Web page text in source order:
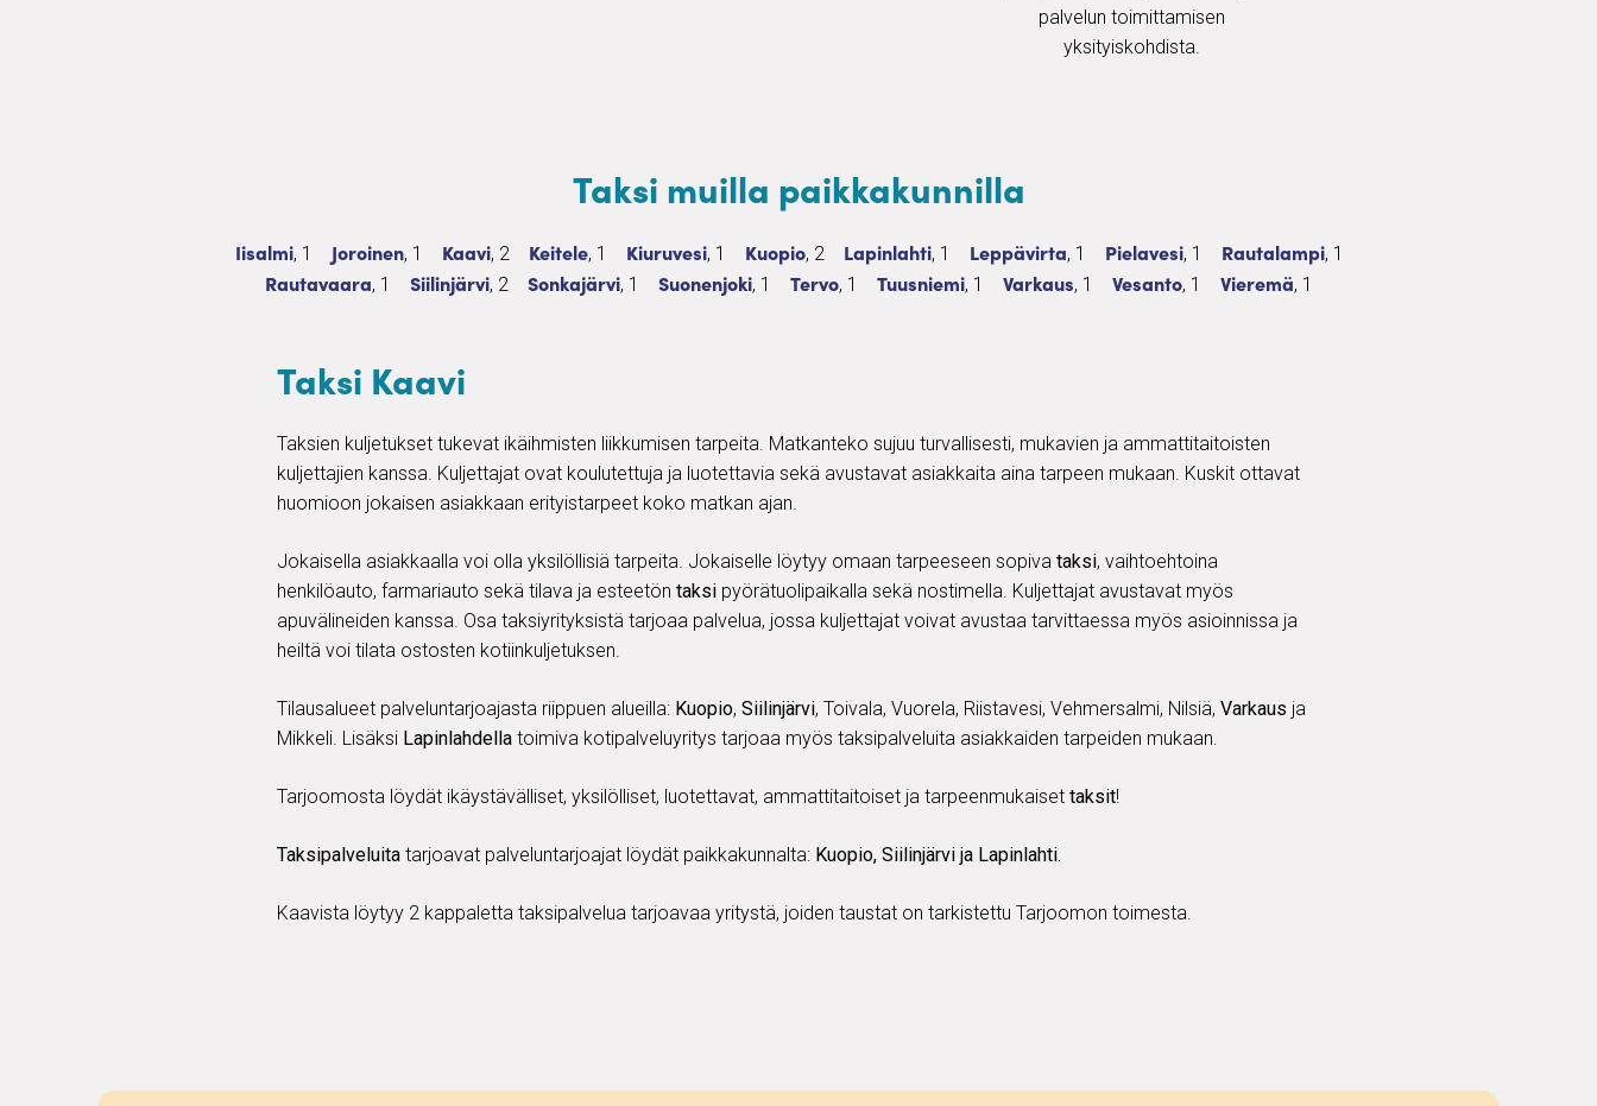
palvelun toimittamisen
yksityiskohdista.
Taksi muilla paikkakunnilla
Taksi
Iisalmi1 palvelua
, 1 Taksi
Joroinen1 palvelua
, 1 Taksi
Kaavi2 palvelua
, 2 Taksi
Keitele1 palvelua
, 1 Taksi
Kiuruvesi1 palvelua
, 1 Taksi
Kuopio2 palvelua
, 2 Taksi
Lapinlahti1 palvelua
, 1 Taksi
Leppävirta1 palvelua
, 1 Taksi
Pielavesi1 palvelua
, 1 Taksi
Rautalampi1 palvelua
, 1
Taksi
Rautavaara 1 palvelua
, 1 Taksi
Siilinjärvi2 palvelua
, 2 Taksi
Sonkajärvi1 palvelua
, 1 Taksi
Suonenjoki1 palvelua
, 1 Taksi
Tervo1 palvelua
, 1 Taksi
Tuusniemi1 palvelua
, 1 Taksi
Varkaus 1 palvelua
, 1 Taksi
Vesanto1 palvelua
, 1 Taksi
Vieremä 1 palvelua
, 1
Taksi Kaavi
Taksien kuljetukset tukevat ikäihmisten liikkumisen tarpeita. Matkanteko sujuu turvallisesti, mukavien ja ammattitaitoisten
kuljettajien kanssa. Kuljettajat ovat koulutettuja ja luotettavia sekä avustavat asiakkaita aina tarpeen mukaan. Kuskit ottavat
huomioon jokaisen asiakkaan erityistarpeet koko matkan ajan.
Jokaisella asiakkaalla voi olla yksilöllisiä tarpeita. Jokaiselle löytyy omaan tarpeeseen sopiva taksi, vaihtoehtoina
henkilöauto, farmariauto sekä tilava ja esteetön taksipyörätuolipaikalla sekä nostimella. Kuljettajat avustavat myös
apuvälineiden kanssa. Osa taksiyrityksistä tarjoaa palvelua, jossa kuljettajat voivat avustaa tarvittaessa myös asioinnissa ja
heiltä voi tilata ostosten kotiinkuljetuksen.
Tilausalueet palveluntarjoajasta riippuen alueilla: Kuopio, Siilinjärvi, Toivala, Vuorela, Riistavesi, Vehmersalmi, Nilsiä, Varkaus ja
Mikkeli. Lisäksi Lapinlahdellatoimiva kotipalveluyritys tarjoaa myös taksipalveluita asiakkaiden tarpeiden mukaan.
Tarjoomosta löydät ikäystävälliset, yksilölliset, luotettavat, ammattitaitoiset ja tarpeenmukaiset taksit!
Taksipalveluitatarjoavat palveluntarjoajat löydät paikkakunnalta: Kuopio, Siilinjärvi ja Lapinlahti.
Kaavista löytyy 2 kappaletta taksipalvelua tarjoavaa yritystä, joiden taustat on tarkistettu Tarjoomon toimesta.